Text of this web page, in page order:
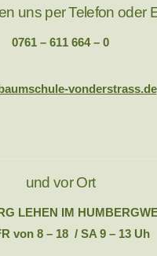
uns per Telefon oder
0761 – 611 664 – 0
vonderstrass.de
und vor Ort
LEHEN IM
von 8 – 18 / SA 9 – 13 Uh